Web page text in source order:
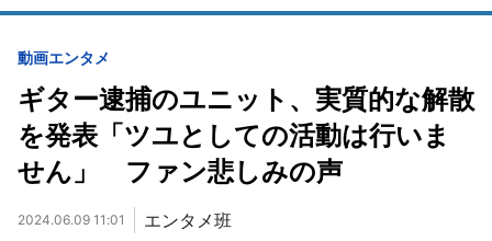
動画エンタメ
ギター逮捕のユニット、実質的な解散
を発表「ツユとしての活動は行いま
せん」 ファン悲しみの声
2024.06.09 11:01 エンタメ班